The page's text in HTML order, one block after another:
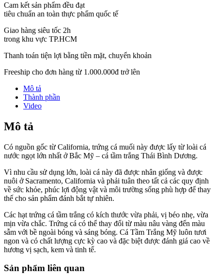
Cam kết sản phẩm đều đạt
tiêu chuẩn an toàn thực phẩm quốc tế
Giao hàng siêu tốc 2h
trong khu vực TP.HCM
Thanh toán tiện lợi bằng tiền mặt, chuyển khoản
Freeship cho đơn hàng từ 1.000.000đ trở lên
Mô tả
Thành phần
Video
Mô tả
Có nguồn gốc từ California, trứng cá muối này được lấy từ loài cá
nước ngọt lớn nhất ở Bắc Mỹ – cá tầm trắng Thái Bình Dương.
Vì nhu cầu sử dụng lớn, loài cá này đã được nhân giống và được
nuôi ở Sacramento, California và phải tuân theo tất cả các quy định
về sức khỏe, phúc lợi động vật và môi trường sống phù hợp để thay
thế cho sản phẩm đánh bắt tự nhiên.
Các hạt trứng cá tầm trắng có kích thước vừa phải, vị béo nhẹ, vừa
mịn vừa chắc. Trứng cá có thể thay đổi từ màu nâu vàng đến màu
sẫm với bề ngoài bóng và sáng bóng. Cá Tầm Trắng Mỹ luôn tươi
ngon và có chất lượng cực kỳ cao và đặc biệt được đánh giá cao về
hương vị sạch, kem và tinh tế.
Sản phẩm liên quan